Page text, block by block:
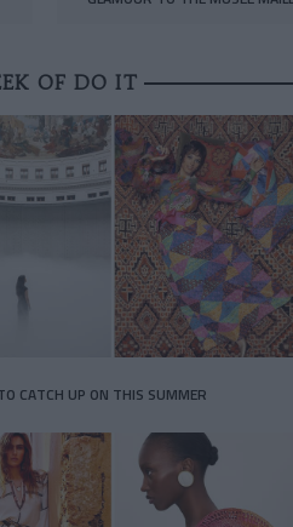
OF DO IT
CATCH UP ON THIS SUMMER